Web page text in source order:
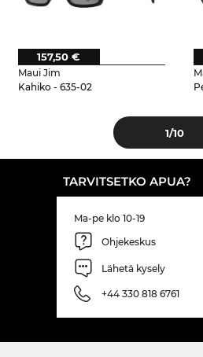
Maui Jim
Kahiko - 635-02
157,50 €
1/10
TARVITSETKO APUA?
Ma-pe klo 10-19
Ohjekeskus
Lähetä kysely
+44 330 818 6761